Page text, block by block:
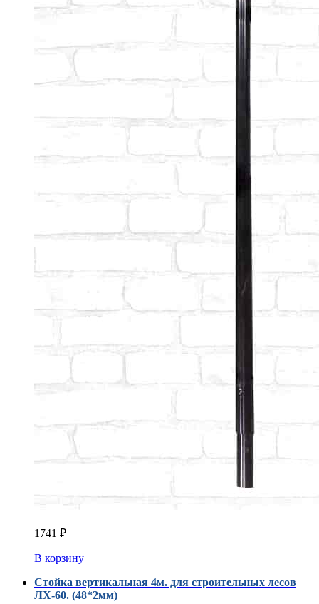
1741 ₽
В корзину
Стойка вертикальная 4м. для строительных лесов
ЛХ-60. (48*2мм)